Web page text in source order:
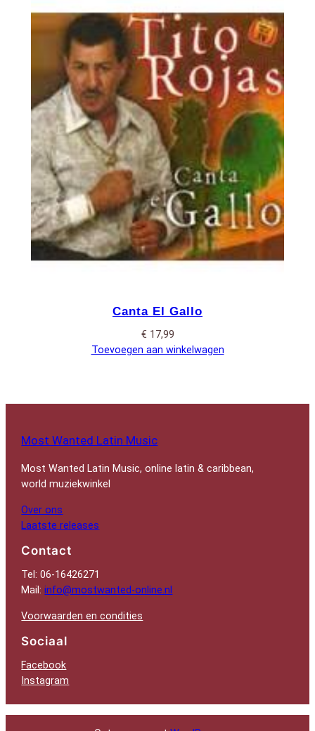
Canta El Gallo
€ 17,99
Toevoegen aan winkelwagen
Most Wanted Latin Music
Most Wanted Latin Music, online latin & caribbean,
world muziekwinkel
Over ons
Laatste releases
Contact
Tel: 06-16426271
Mail:info@mostwanted-online.nl
Voorwaarden en condities
Sociaal
Facebook
Instagram